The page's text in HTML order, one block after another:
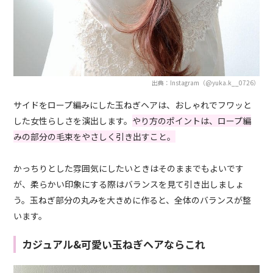
出典：Instagram（@yuka.k__0726）
サイドをロープ編みにした玉ねぎヘアは、おしゃれでフワッと
した女性らしさを演出します。 やり方のポイントは、ロープ編
みの部分の毛束をやさしく引き出すこと。
かっちりとした雰囲気にしたいときはそのままでもよいです
が、柔らかい印象にする際はバランスを見て引き出しましょ
う。玉ねぎ部分の丸みを大きめに作ると、全体のバランスが整
います。
カジュアル&可愛い玉ねぎヘアならこれ